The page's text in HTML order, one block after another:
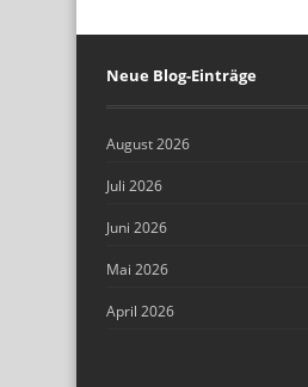
Neue Blog-Einträge
August 2026
Juli 2026
Juni 2026
Mai 2026
April 2026